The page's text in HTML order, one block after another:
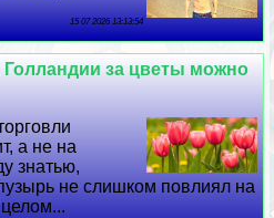
15 07 2026 13:13:54
за цветы можно
а не на
знатью,
не слишком повлиял на